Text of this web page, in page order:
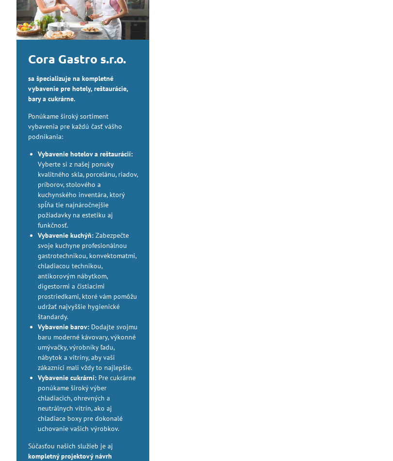
Cora Gastro s.r.o.
sa špecializuje na kompletné
vybavenie pre hotely, reštaurácie,
bary a cukrárne.
Ponúkame široký sortiment
vybavenia pre každú časť vášho
podnikania:
Vybavenie hotelov a reštaurácií:
Vyberte si z našej ponuky
kvalitného skla, porcelánu, riadov,
príborov, stolového a
kuchynského inventára, ktorý
spĺňa tie najnáročnejšie
požiadavky na estetiku aj
funkčnosť.
Vybavenie kuchýň:Zabezpečte
svoje kuchyne profesionálnou
gastrotechnikou, konvektomatmi,
chladiacou technikou,
antikorovým nábytkom,
digestormi a čistiacimi
prostriedkami, ktoré vám pomôžu
udržať najvyššie hygienické
štandardy.
Vybavenie barov:Dodajte svojmu
baru moderné kávovary, výkonné
umývačky, výrobníky ľadu,
nábytok a vitríny, aby vaši
zákazníci mali vždy to najlepšie.
Vybavenie cukrární:Pre cukrárne
ponúkame široký výber
chladiacich, ohrevných a
neutrálnych vitrín, ako aj
chladiace boxy pre dokonalé
uchovanie vašich výrobkov.
Súčasťou našich služieb je aj
kompletný projektový návrh